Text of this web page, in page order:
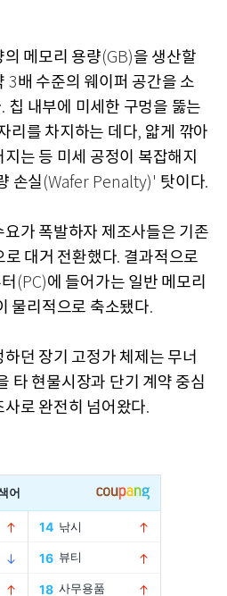
메모리 용량(GB)을 생산할
3배 수준의 웨이퍼 공간을 소
. 칩 내부에 미세한 구멍을 뚫는
리를 차지하는 데다, 얇게 깎아
는 등 미세 공정이 복잡해지
손실 (Wafer Penalty)' 탓이다.
가 폭발하자 제조사들은 기존
로 대거 전환했다. 결과적으로
(PC)에 들어가는 일반 메모리
물리적으로 축소됐다.
던 장기 고정가 체제는 무너
타 현물시장과 단기 계약 중심
로 완전히 넘어왔다.